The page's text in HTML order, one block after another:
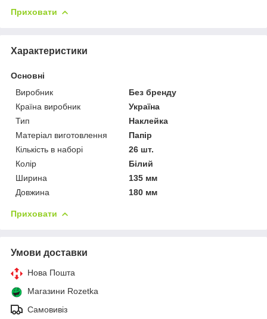
Приховати
Характеристики
Основні
Виробник
Без бренду
Країна виробник
Україна
Тип
Наклейка
Матеріал виготовлення
Папір
Кількість в наборі
26 шт.
Колір
Білий
Ширина
135 мм
Довжина
180 мм
Приховати
Умови доставки
Нова Пошта
Магазини Rozetka
Самовивіз